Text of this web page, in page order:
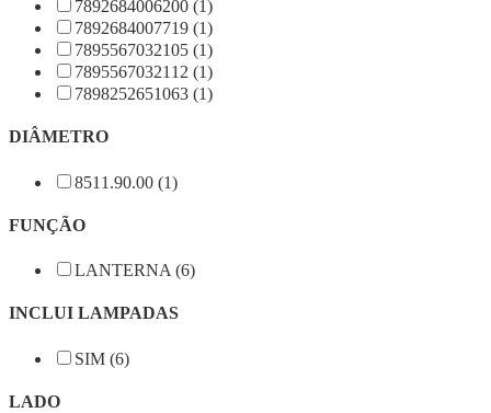
7892684006200 (1)
7892684007719 (1)
7895567032105 (1)
7895567032112 (1)
7898252651063 (1)
DIÂMETRO
8511.90.00 (1)
FUNÇÃO
LANTERNA (6)
INCLUI LAMPADAS
SIM (6)
LADO